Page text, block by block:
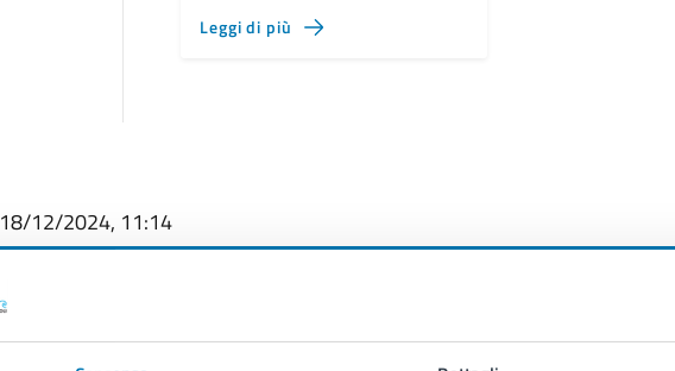
Leggi di più
18/12/2024, 11:14